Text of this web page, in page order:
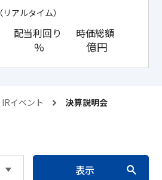
（リアルタイム）
配当利回り
%
時価総額
億円
IRイベント 決算説明会
表示